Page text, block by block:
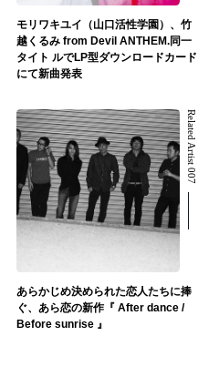
モリワキユイ（山口活性学園）、竹
越くるみ from Devil ANTHEM.同一
タイト ルでLP型ダウンロードカード
にて新曲発表
Related Artist 007
あらかじめ決められた恋人たちに捧
ぐ、あら恋の新作『 After dance /
Before sunrise 』